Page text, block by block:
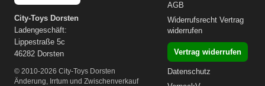
City-Toys Dorsten
Ladengeschäft:
Lippestraße 5c
46282 Dorsten
© 2010-2026 City-Toys Dorsten
Änderung, Irrtum und Zwischenverkauf
AGB
Widerrufsrecht Vertrag
widerrufen
Vertrag widerrufen
Datenschutz